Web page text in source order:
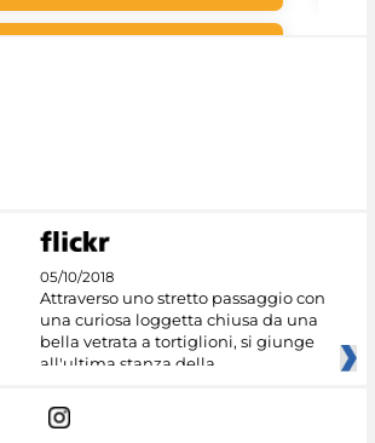
05/10/2018
Attraverso uno stretto passaggio con
una curiosa loggetta chiusa da una
bella vetrata a tortiglioni, si giunge
all'ultima stanza della